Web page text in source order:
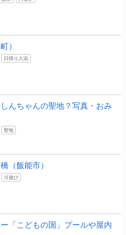
）
日帰り入浴
んちゃんの聖地？写真・おみ
聖地
（飯能市）
川遊び
「こどもの国」プールや屋内